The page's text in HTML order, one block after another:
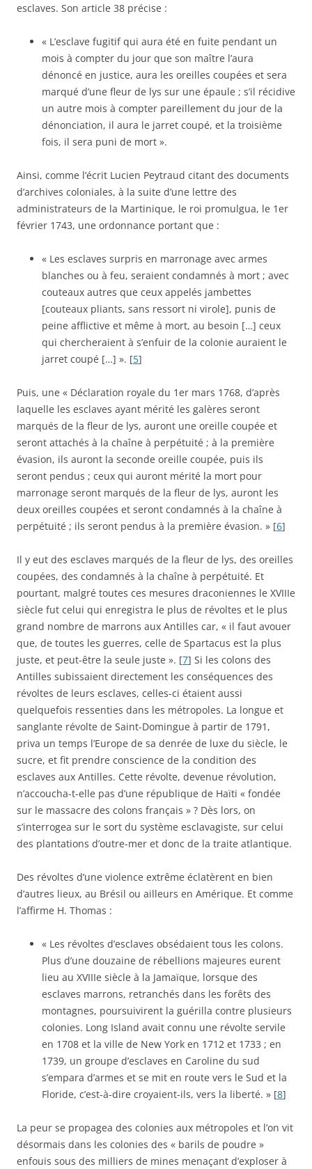
esclaves. Son article 38 précise :
« L’esclave fugitif qui aura été en fuite pendant un
mois à compter du jour que son maître l’aura
dénoncé en justice, aura les oreilles coupées et sera
marqué d’une fleur de lys sur une épaule ; s’il récidive
un autre mois à compter pareillement du jour de la
dénonciation, il aura le jarret coupé, et la troisième
fois, il sera puni de mort ».
Ainsi, comme l’écrit Lucien Peytraud citant des documents
d’archives coloniales, à la suite d’une lettre des
administrateurs de la Martinique, le roi promulgua, le 1er
février 1743, une ordonnance portant que :
« Les esclaves surpris en marronage avec armes
blanches ou à feu, seraient condamnés à mort ; avec
couteaux autres que ceux appelés jambettes
[couteaux pliants, sans ressort ni virole], punis de
peine afflictive et même à mort, au besoin […] ceux
qui chercheraient à s’enfuir de la colonie auraient le
jarret coupé […] ». [5]
Puis, une « Déclaration royale du 1er mars 1768, d’après
laquelle les esclaves ayant mérité les galères seront
marqués de la fleur de lys, auront une oreille coupée et
seront attachés à la chaîne à perpétuité ; à la première
évasion, ils auront la seconde oreille coupée, puis ils
seront pendus ; ceux qui auront mérité la mort pour
marronage seront marqués de la fleur de lys, auront les
deux oreilles coupées et seront condamnés à la chaîne à
perpétuité ; ils seront pendus à la première évasion. » [6]
Il y eut des esclaves marqués de la fleur de lys, des oreilles
coupées, des condamnés à la chaîne à perpétuité. Et
pourtant, malgré toutes ces mesures draconiennes le XVIIIe
siècle fut celui qui enregistra le plus de révoltes et le plus
grand nombre de marrons aux Antilles car, « il faut avouer
que, de toutes les guerres, celle de Spartacus est la plus
juste, et peut-être la seule juste ». [7] Si les colons des
Antilles subissaient directement les conséquences des
révoltes de leurs esclaves, celles-ci étaient aussi
quelquefois ressenties dans les métropoles. La longue et
sanglante révolte de Saint-Domingue à partir de 1791,
priva un temps l’Europe de sa denrée de luxe du siècle, le
sucre, et fit prendre conscience de la condition des
esclaves aux Antilles. Cette révolte, devenue révolution,
n’accoucha-t-elle pas d’une république de Haïti « fondée
sur le massacre des colons français » ? Dès lors, on
s’interrogea sur le sort du système esclavagiste, sur celui
des plantations d’outre-mer et donc de la traite atlantique.
Des révoltes d’une violence extrême éclatèrent en bien
d’autres lieux, au Brésil ou ailleurs en Amérique. Et comme
l’affirme H. Thomas :
« Les révoltes d’esclaves obsédaient tous les colons.
Plus d’une douzaine de rébellions majeures eurent
lieu au XVIIIe siècle à la Jamaïque, lorsque des
esclaves marrons, retranchés dans les forêts des
montagnes, poursuivirent la guérilla contre plusieurs
colonies. Long Island avait connu une révolte servile
en 1708 et la ville de New York en 1712 et 1733 ; en
1739, un groupe d’esclaves en Caroline du sud
s’empara d’armes et se mit en route vers le Sud et la
Floride, c’est-à-dire croyaient-ils, vers la liberté. » [8]
La peur se propagea des colonies aux métropoles et l’on vit
désormais dans les colonies des « barils de poudre »
enfouis sous des milliers de mines menaçant d’exploser à